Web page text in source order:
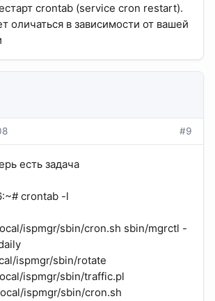
crontab (service cron restart).
оличаться в зависимости от вашей
#9
есть задача
crontab -l
ispmgr/sbin/cron.sh sbin/mgrctl -
ispmgr/sbin/rotate
ispmgr/sbin/traffic.pl
ispmgr/sbin/cron.sh